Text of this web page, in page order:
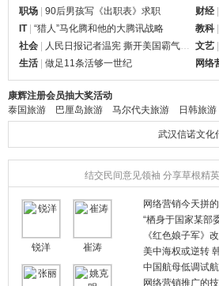
职场
90后男孩写《出职表》求职 财经
IT| “猎人”马化腾和他的大腾讯战略 教科
社会
人民日报记者温宪 撕开美国霸气面纱 文艺
生活
做足11条活够一世纪 网络
康辉注册会员抽大奖活动
泰国旅游
巴厘岛旅游 马尔代夫旅游 日韩旅游
武汉信诺文化
深圳华纳照明
山东衡正源律
上海太阳能导
毕业生就业在
中山市乙丁
杭州弘浙知
中国制造网
深圳易安信贷
结交民间意见领袖 分享草根精
锐洋 崔涛
网络营销今天拼
“栖身于国家某部
《红色娘子军》
美中海权或逆转
中国航母低调试
网络营销推广的